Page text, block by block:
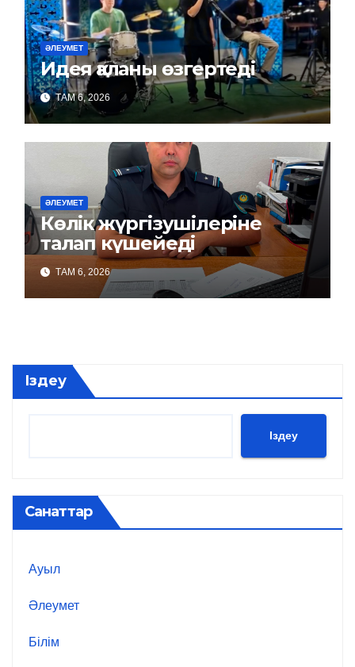
ӘЛЕУМЕТ
Идея қаланы өзгертеді
ТАМ 6, 2026
ӘЛЕУМЕТ
Көлік жүргізушілеріне
талап күшейеді
ТАМ 6, 2026
Іздеу
Іздеу
Санаттар
Ауыл
Әлеумет
Білім